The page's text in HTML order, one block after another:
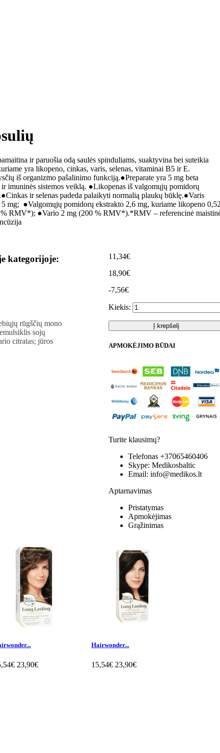
ir paruošia odą saulės spinduliams, suaktyvina bei suteikia
yra likopeno, cinkas, varis, selenas, vitaminai B5 ir E.
iš organizmo pašalinimo funkciją.●Preparate yra 5 mg beta
imuninės sistemos veiklą. ●Likopenas iš valgomųjų pomidorų
ir selenas padeda palaikyti normalią plaukų būklę.●Varis
mg; ●Valgomųjų pomidorų ekstrakto 2,6 mg, kuriame likopeno
RMV*); ●Vario 2 mg (200 % RMV*).*RMV – referencinė
11,34€
18,90€
-7,56€
Kiekis:
Į krepšelį
APMOKĖJIMO BŪDAI
Turite klausimų?
Telefonas +37065460406
Skype: Medikosbaltic
Email: info@medikos.lt
Aptarnavimas
Pristatymas
Apmokėjimas
Grąžinimas
rūgščių mono
sojų
citratas; jūros
kategorijoje:
23,90€
Hairwonder...
15,54€ 23,90€